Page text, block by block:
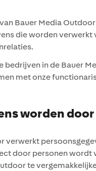
Bauer Media
die worden
bedrijven in de Bauer
met onze
worden
verwerkt
door personen wordt
te